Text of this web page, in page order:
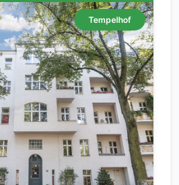
Tempelhof